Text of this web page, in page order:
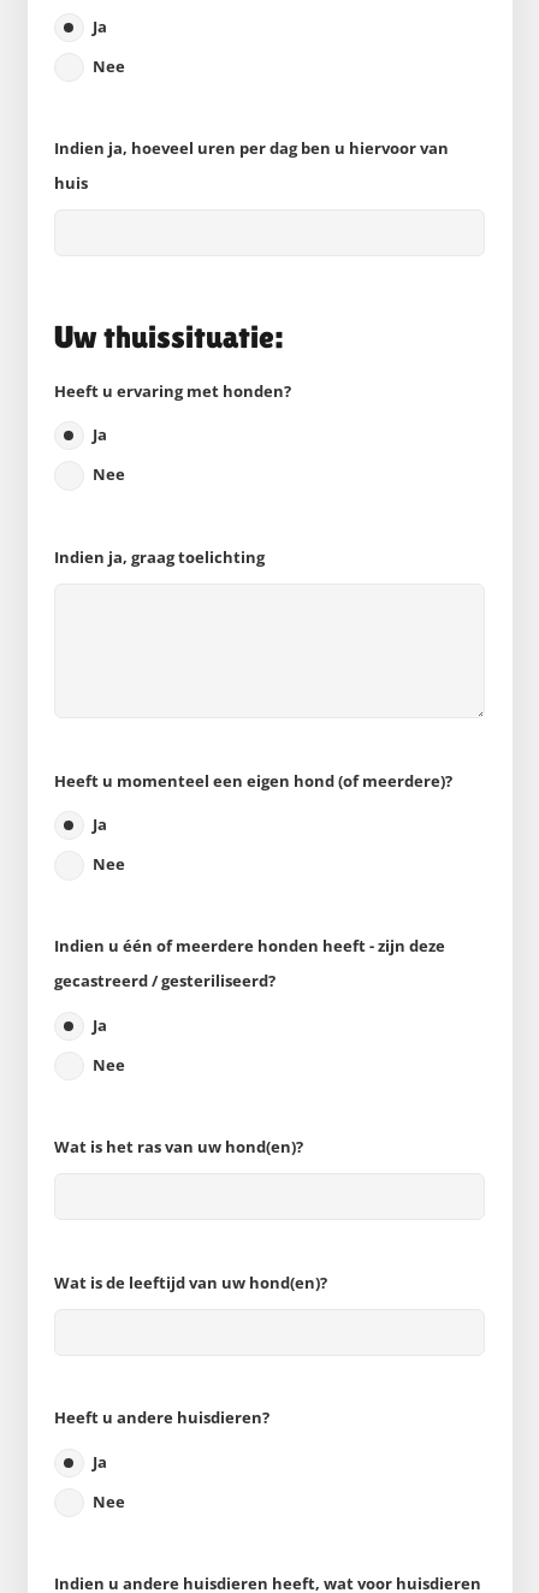
Ja
Nee
Indien ja, hoeveel uren per dag ben u hiervoor van
huis
Uw thuissituatie:
Heeft u ervaring met honden?
Ja
Nee
Indien ja, graag toelichting
Heeft u momenteel een eigen hond (of meerdere)?
Ja
Nee
Indien u één of meerdere honden heeft - zijn deze
gecastreerd / gesteriliseerd?
Ja
Nee
Wat is het ras van uw hond(en)?
Wat is de leeftijd van uw hond(en)?
Heeft u andere huisdieren?
Ja
Nee
Indien u andere huisdieren heeft, wat voor huisdieren